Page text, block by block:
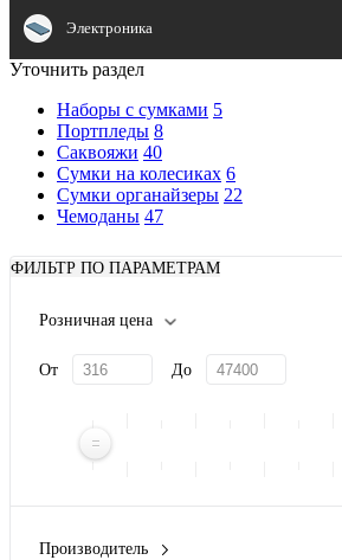
Электроника
Уточнить раздел
Наборы с сумками 5
Портпледы 8
Саквояжи 40
Сумки на колесиках 6
Сумки органайзеры 22
Чемоданы 47
ФИЛЬТР ПО ПАРАМЕТРАМ
Розничная цена
От До
Производитель